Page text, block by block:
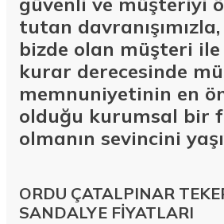
tutan
bizde olan müşteri ile
kurar derecesinde
memnuniyetinin en
olduğu kurumsal bir
olmanın sevincini
ORDU ÇATALPINAR
SANDALYE FİYATLARI